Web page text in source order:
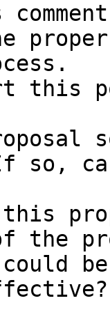
this
so,
the
could